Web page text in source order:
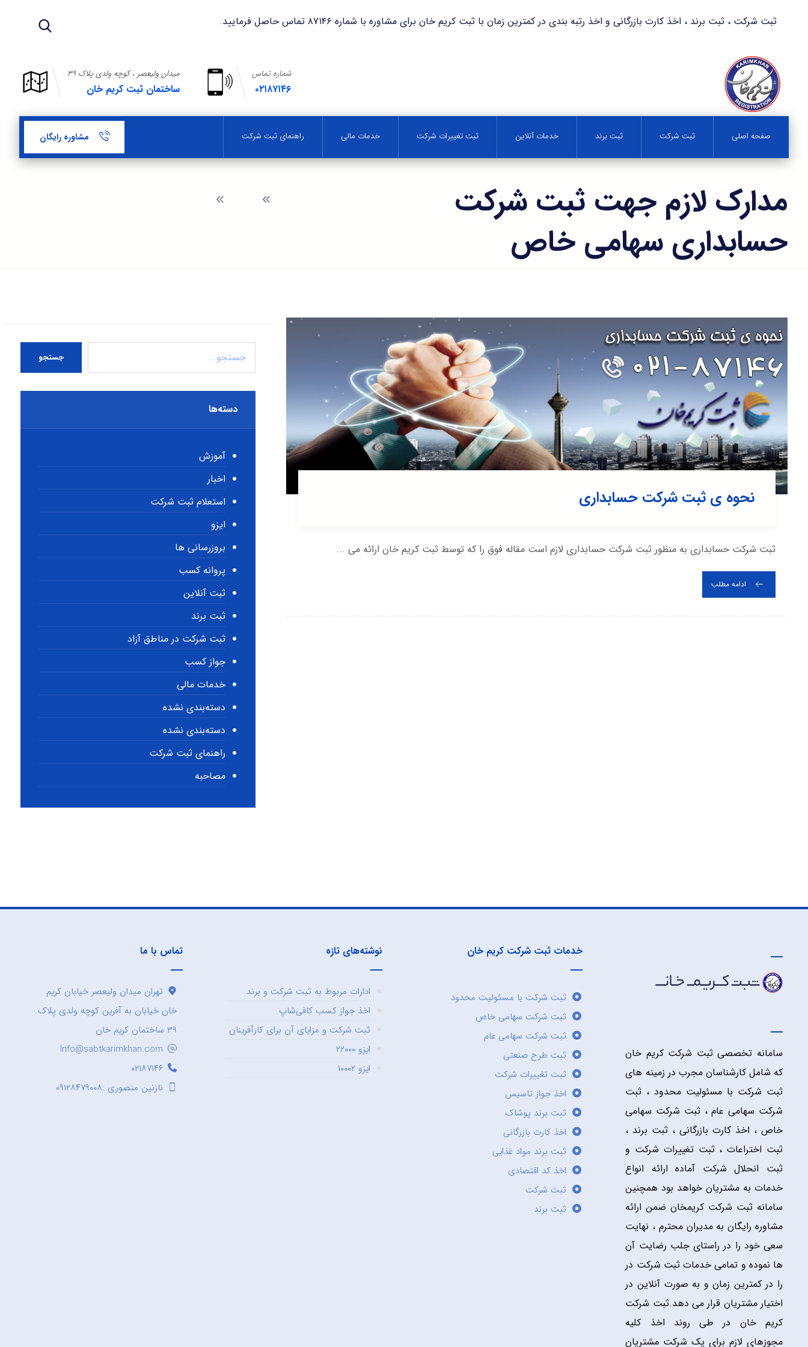
ثبت شرکت ، ثبت برند ، اخذ کارت بازرگانی و اخذ رتبه بندی در کمترین زمان با ثبت کریم خان برای مشاوره با شماره ۸۷۱۴۶ تماس حاصل فرمایید.
میدان ولیعصر ، کوچه ولدی پلاک ۳۹
ساختمان ثبت کریم خان
شماره تماس
۰۲۱۸۷۱۴۶
صفحه اصلی ثبت شرکت ثبت برند خدمات آنلاین ثبت تغییرات شرکت خدمات مالی راهنمای ثبت شرکت مشاوره رایگان
مدارک لازم جهت ثبت شرکت
حسابداری سهامی خاص
نحوه ی ثبت شرکت حسابداری
ثبت شرکت حسابداری به منظور ثبت شرکت حسابداری لازم است مقاله فوق را که توسط ثبت کریم خان ارائه می ...
ادامه مطلب
جستجو
دسته‌ها
آموزش
اخبار
استعلام ثبت شرکت
ایزو
بروزرسانی ها
پروانه کسب
ثبت آنلاین
ثبت برند
ثبت شرکت در مناطق آزاد
جواز کسب
خدمات مالی
دسته‌بندی نشده
دسته‌بندی نشده
راهنمای ثبت شرکت
مصاحبه
سامانه تخصصی ثبت شرکت کریم خان
که شامل کارشناسان مجرب در زمینه های
ثبت شرکت با مسئولیت محدود ، ثبت
شرکت سهامی عام ، ثبت شرکت سهامی
خاص ، اخذ کارت بازرگانی ، ثبت برند ،
ثبت اختراعات ، ثبت تغییرات شرکت و
ثبت انحلال شرکت آماده ارائه انواع
خدمات به مشتریان خواهد بود همچنین
سامانه ثبت شرکت کریمخان ضمن ارائه
مشاوره رایگان به مدیران محترم ، نهایت
سعی خود را در راستای جلب رضایت آن
ها نموده و تمامی خدمات ثبت شرکت در
را در کمترین زمان و به صورت آنلاین در
اختیار مشتریان قرار می دهد.ثبت شرکت
کریم خان در طی روند اخذ کلیه
مجوزهای لازم برای یک شرکت مشتریان
خدمات ثبت شرکت کریم خان
ثبت شرکت با مسئولیت محدود
ثبت شرکت سهامی خاص
ثبت شرکت سهامی عام
ثبت طرح صنعتی
ثبت تغییرات شرکت
اخذ جواز تاسیس
ثبت برند پوشاک
اخذ کارت بازرگانی
ثبت برند مواد غذایی
اخذ کد اقتصادی
ثبت شرکت
ثبت برند
نوشته‌های تازه
ادارات مربوط به ثبت شرکت و برند
اخذ جواز کسب کافی‌شاپ
ثبت شرکت و مزایای آن برای کارآفرینان
ایزو ۲۲۰۰۰
ایزو ۱۰۰۰۲
تماس با ما
تهران میدان ولیعصر خیابان کریم
خان خیابان به آفرین کوچه ولدی پلاک
۳۹ ساختمان کریم خان
Info@sabtkarimkhan.com
۰۲۱۸۷۱۴۶
نازنین منصوری :۰۹۱۲۸۴۷۹۰۰۸